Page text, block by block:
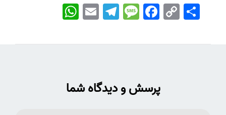
WhatsApp EmailTelegramMessageFacebook Copy
Link
اشتراک
پرسش و دیدگاه شما